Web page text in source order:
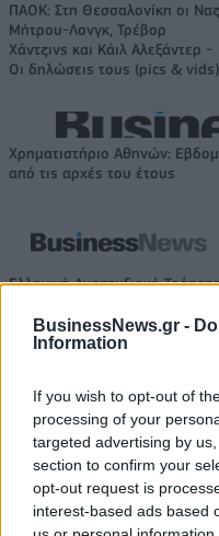
BusinessNews.gr -
Information
If you wish to opt-out of
processing of your
targeted advertising by
section to confirm your
opt-out request is
interest-based ads based
ΠΑΟΚ: Στη Θεσσαλονίκη οι Ναζ
Μήτρου-Λονγκ, Τρέβορ
Χάντζινς και Κάιλ Αλεξάντερ -
Οι δηλώσεις τους (pics & vids)
Χρηματιστήριο Αθηνών:
από τις αρχές του έτους
Ελληνική Αναπτυξιακή
ανοίγει δρόμο για δάνεια έως
δισ. σε μικρομεσαίες
Η Chery επενδύει 75 εκατ.
Το FIAT 500 Hybrid τώρα από
18.990 ευρώ